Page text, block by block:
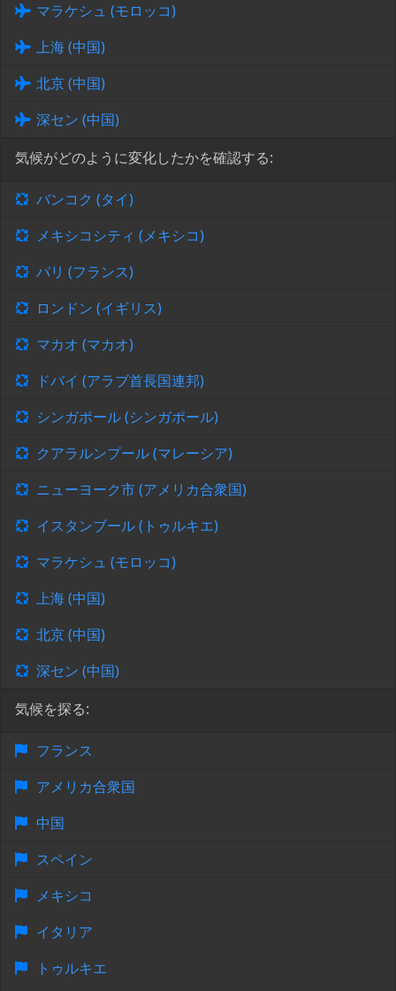
マラケシュ (モロッコ)
上海 (中国)
北京 (中国)
深セン (中国)
気候がどのように変化したかを確認する:
バンコク (タイ)
メキシコシティ (メキシコ)
パリ (フランス)
ロンドン (イギリス)
マカオ (マカオ)
ドバイ (アラブ首長国連邦)
シンガポール (シンガポール)
クアラルンプール (マレーシア)
ニューヨーク市 (アメリカ合衆国)
イスタンブール (トゥルキエ)
マラケシュ (モロッコ)
上海 (中国)
北京 (中国)
深セン (中国)
気候を探る:
フランス
アメリカ合衆国
中国
スペイン
メキシコ
イタリア
トゥルキエ